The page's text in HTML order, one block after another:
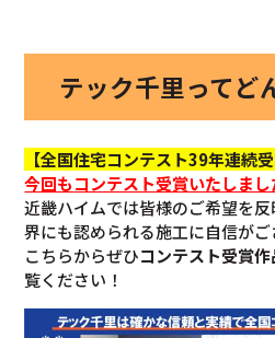
テック千里ってど
【全国住宅コンテスト39年連続
今回もコンテスト受賞いたしまし
近畿ハイムでは皆様のご希望を
界にも認められる施工に自信がご
こちらからぜひコンテスト受賞
覧ください！